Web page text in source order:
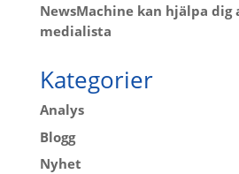
NewsMachine kan hjälpa dig
medialista
Kategorier
Analys
Blogg
Nyhet